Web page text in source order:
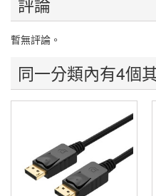
暫無評論。
同一分類內有4個